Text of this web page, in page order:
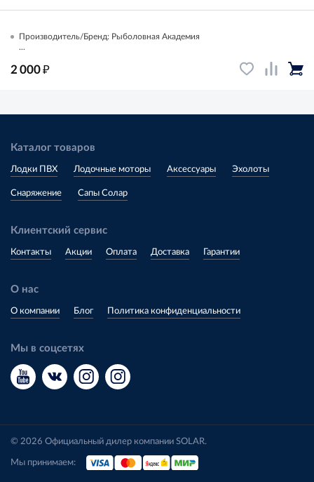
Производитель/Бренд: Рыболовная Академия
...
2 000₽
Каталог товаров
Лодки ПВХ Лодочные моторы Аксессуары Эхолоты
Снаряжение Сапы Солар
Клиентский сервис
Контакты Акции Оплата Доставка Гарантии
О нас
О компании Блог Политика конфиденциальности
Мы в соцсетях
© 2026 Официальный дилер компании SOLAR.
Мы принимаем: